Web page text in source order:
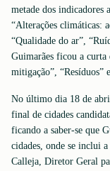
metade dos indicadores
“Alterações climáticas:
“Qualidade do ar”,
Guimarães ficou a curta
mitigação”, “Resíduos”
No último dia 18 de
final de cidades
ficando a saber-se que
cidades, onde se inclui
Calleja, Diretor Geral